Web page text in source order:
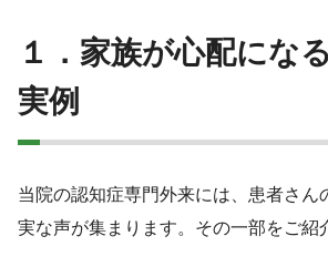
１．家族が心配にな
実例
当院の認知症専門外来には、患者さん
実な声が集まります。その一部をご紹